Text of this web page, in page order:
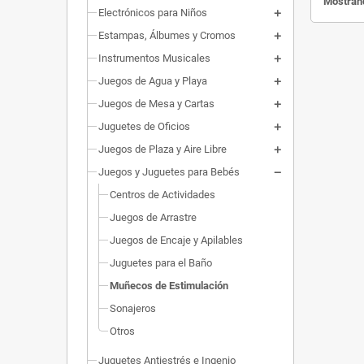
Electrónicos para Niños
Estampas, Álbumes y Cromos
Instrumentos Musicales
Juegos de Agua y Playa
Juegos de Mesa y Cartas
Juguetes de Oficios
Juegos de Plaza y Aire Libre
Juegos y Juguetes para Bebés
Centros de Actividades
Juegos de Arrastre
Juegos de Encaje y Apilables
Juguetes para el Baño
Muñecos de Estimulación
Sonajeros
Otros
Juguetes Antiestrés e Ingenio